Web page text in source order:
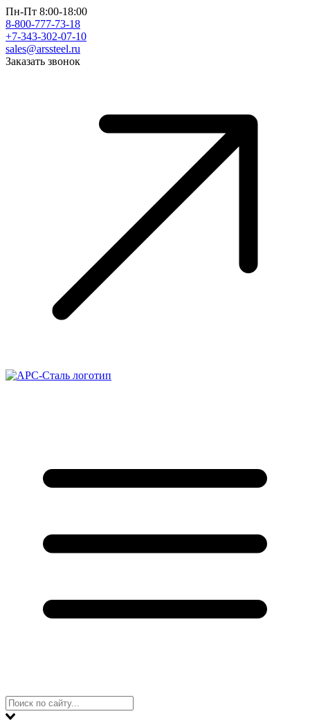
Пн-Пт 8:00-18:00
8-800-777-73-18
+7-343-302-07-10
sales@arssteel.ru
Заказать звонок